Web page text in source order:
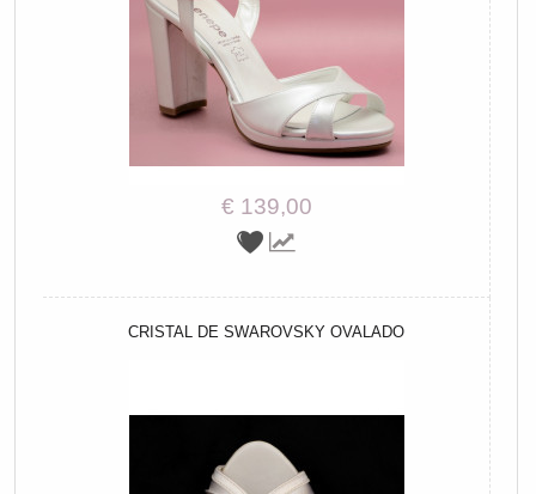
€ 139,00
CRISTAL DE SWAROVSKY OVALADO